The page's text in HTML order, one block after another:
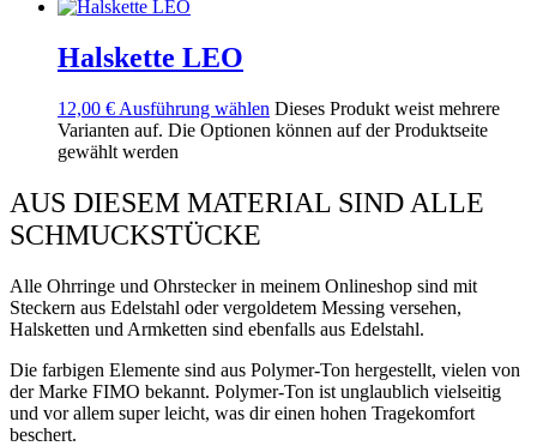
Halskette LEO
12,00 € Ausführung wählen Dieses Produkt weist mehrere
Varianten auf. Die Optionen können auf der Produktseite
gewählt werden
AUS DIESEM MATERIAL SIND ALLE
SCHMUCKSTÜCKE
Alle Ohrringe und Ohrstecker in meinem Onlineshop sind mit
Steckern aus Edelstahl oder vergoldetem Messing versehen,
Halsketten und Armketten sind ebenfalls aus Edelstahl.
Die farbigen Elemente sind aus Polymer-Ton hergestellt, vielen von
der Marke FIMO bekannt. Polymer-Ton ist unglaublich vielseitig
und vor allem super leicht, was dir einen hohen Tragekomfort
beschert.